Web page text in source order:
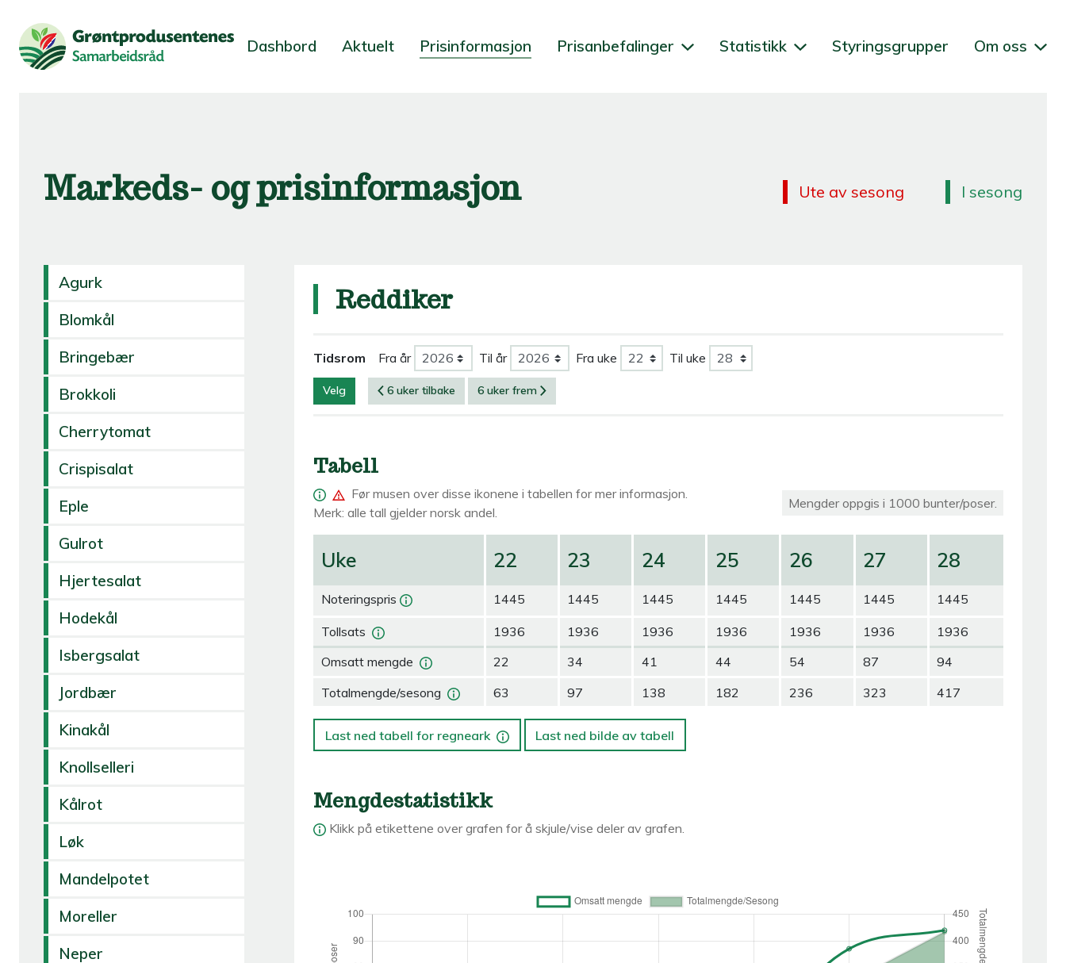
Dashbord Aktuelt Prisinformasjon Prisanbefalinger Statistikk Styringsgrupper Om oss
Markeds- og prisinformasjon Ute av sesong I sesong
Agurk
Blomkål
Bringebær
Brokkoli
Cherrytomat
Crispisalat
Eple
Gulrot
Hjertesalat
Hodekål
Isbergsalat
Jordbær
Kinakål
Knollselleri
Kålrot
Løk
Mandelpotet
Moreller
Neper
Reddiker
Tidsrom Fra år Til år Fra uke Til uke
Velg 6 uker tilbake 6 uker frem
Tabell
Før musen over disse ikonene i tabellen for mer informasjon.
Merk: alle tall gjelder norsk andel.
Mengder oppgis i 1000 bunter/poser.
Uke
Noteringspris
Tollsats
Omsatt mengde
Totalmengde/sesong
22
1445
1936
22
63
23
1445
1936
34
97
24
1445
1936
41
138
25
1445
1936
44
182
26
1445
1936
54
236
27
1445
1936
87
323
28
1445
1936
94
417
Last ned tabell for regneark Last ned bilde av tabell
Mengdestatistikk
Klikk på etikettene over grafen for å skjule/vise deler av grafen.